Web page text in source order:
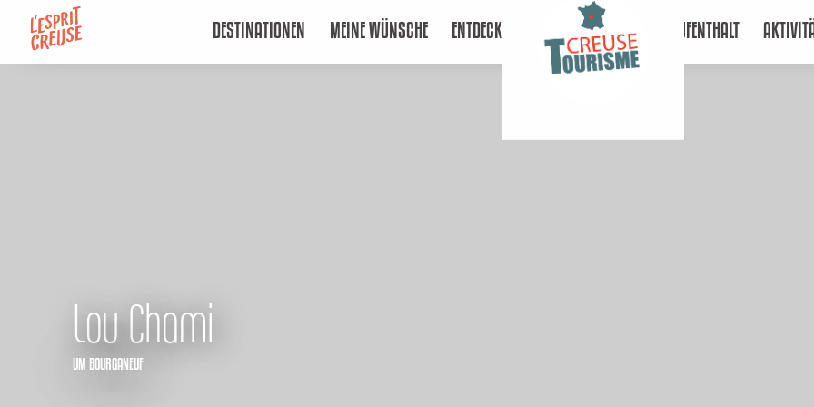
contenu
DESTINATIONEN MEINE WÜNSCHE ENTDECKEN AUFENTHALT
Lou Chami
UM BOURGANEUF